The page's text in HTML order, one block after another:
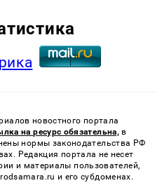
новостного портала
на ресурс обязательна, в
нормы законодательства РФ
Редакция портала не несет
и материалы пользователей,
и его субдоменах.